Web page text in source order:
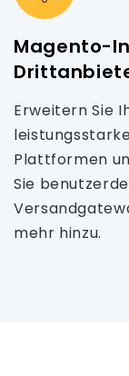
Magento-
Erweitern Sie
Plattformen
Sie
mehr hinzu.